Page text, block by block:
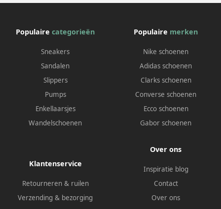
Populaire categorieën
Sneakers
Sandalen
Slippers
Pumps
Enkellaarsjes
Wandelschoenen
Populaire merken
Nike schoenen
Adidas schoenen
Clarks schoenen
Converse schoenen
Ecco schoenen
Gabor schoenen
Klantenservice
Retourneren & ruilen
Verzending & bezorging
Over ons
Inspiratie blog
Contact
Over ons